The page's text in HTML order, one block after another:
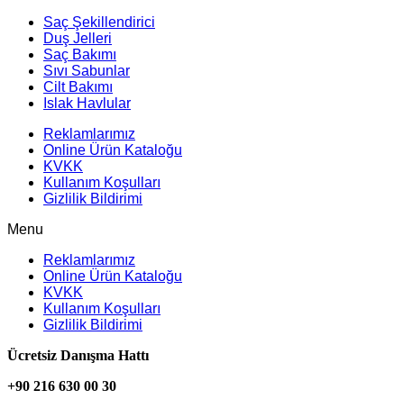
Saç Şekillendirici
Duş Jelleri
Saç Bakımı
Sıvı Sabunlar
Cilt Bakımı
Islak Havlular
Reklamlarımız
Online Ürün Kataloğu
KVKK
Kullanım Koşulları
Gizlilik Bildirimi
Menu
Reklamlarımız
Online Ürün Kataloğu
KVKK
Kullanım Koşulları
Gizlilik Bildirimi
Ücretsiz Danışma Hattı
+90 216 630 00 30